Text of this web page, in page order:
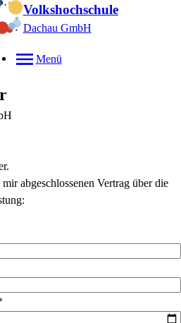
Volkshochschule
Dachau GmbH
Menü
abgeschlossenen Vertrag über die